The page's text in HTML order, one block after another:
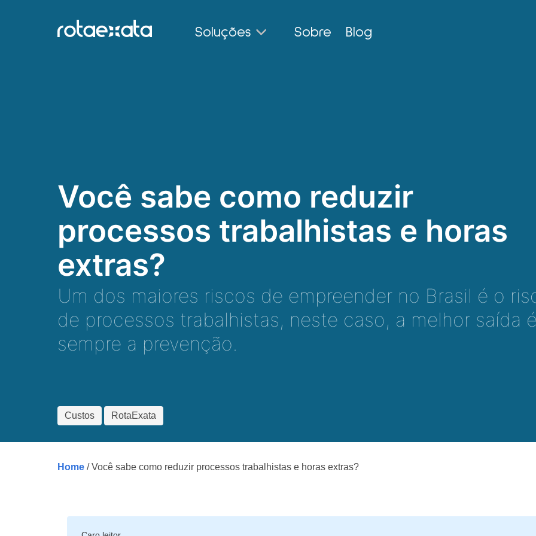
Soluções Sobre Blog
Você sabe como reduzir
processos trabalhistas e horas
extras?
Um dos maiores riscos de empreender no Brasil é o
de processos trabalhistas, neste caso, a melhor saída
sempre a prevenção.
Custos RotaExata
Home / Você sabe como reduzir processos trabalhistas e horas extras?